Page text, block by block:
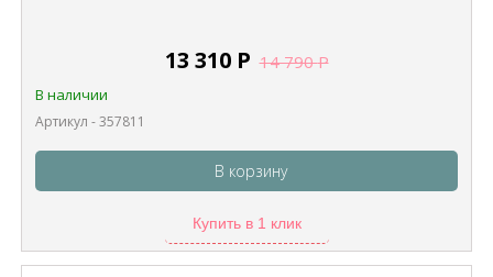
13 310 Р 14 790Р
В наличии
Артикул - 357811
В корзину
Купить в 1 клик